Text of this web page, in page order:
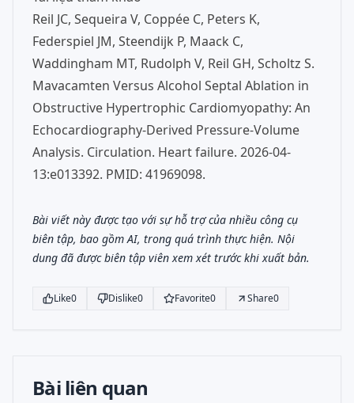
Reil JC, Sequeira V, Coppée C, Peters K,
Federspiel JM, Steendijk P, Maack C,
Waddingham MT, Rudolph V, Reil GH, Scholtz S.
Mavacamten Versus Alcohol Septal Ablation in
Obstructive Hypertrophic Cardiomyopathy: An
Echocardiography-Derived Pressure-Volume
Analysis. Circulation. Heart failure. 2026-04-
13:e013392. PMID: 41969098.
Bài viết này được tạo với sự hỗ trợ của nhiều công cụ
biên tập, bao gồm AI, trong quá trình thực hiện. Nội
dung đã được biên tập viên xem xét trước khi xuất bản.
Like0 Dislike0 Favorite0 Share0
Bài liên quan